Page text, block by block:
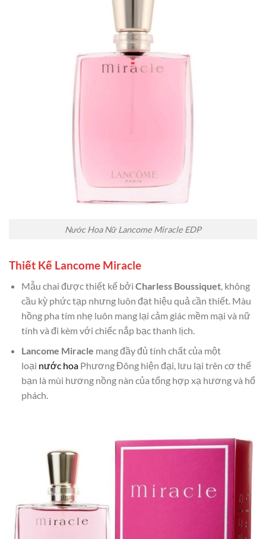
Nước Hoa Nữ Lancome Miracle EDP
Thiết Kế Lancome Miracle
Mẫu chai được thiết kế bởi Charless Boussiquet, không
cầu kỳ phức tạp nhưng luôn đạt hiệu quả cần thiết. Màu
hồng pha tím nhẹ luôn mang lại cảm giác mềm mại và nữ
tính và đi kèm với chiếc nắp bạc thanh lịch.
Lancome Miracle mang đầy đủ tính chất của một
loại nước hoaPhương Đông hiện đại, lưu lại trên cơ thể
bạn là mùi hương nồng nàn của tổng hợp xạ hương và hổ
phách.